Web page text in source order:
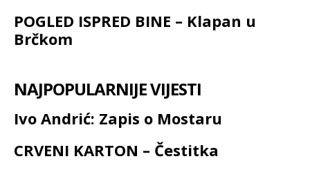
POGLED ISPRED BINE – Klapan u
Brčkom
NAJPOPULARNIJE VIJESTI
Ivo Andrić: Zapis o Mostaru
CRVENI KARTON – Čestitka